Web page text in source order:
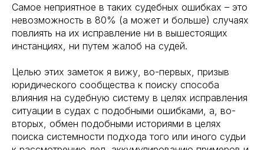
Самое неприятное в таких судебных ошибках – это
невозможность в 80% (а может и больше) случаях
повлиять на их исправление ни в вышестоящих
инстанциях, ни путем жалоб на судей.
Целью этих заметок я вижу, во-первых, призыв
юридического сообщества к поиску способа
влияния на судебную систему в целях исправления
ситуации в судах с подобными ошибками, а, во-
вторых, обмен подобными историями в целях
поиска системности подхода того или иного судьи